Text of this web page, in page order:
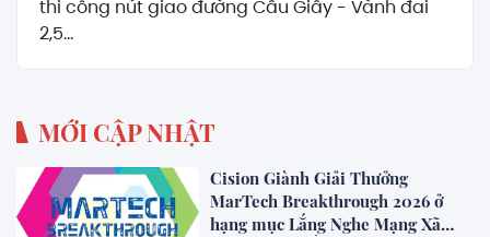
thi công nút giao đường Cầu Giấy - Vành đai
2,5...
MỚI CẬP NHẬT
Cision Giành Giải Thưởng
MarTech Breakthrough 2026 ở
hạng mục Lắng Nghe Mạng Xã